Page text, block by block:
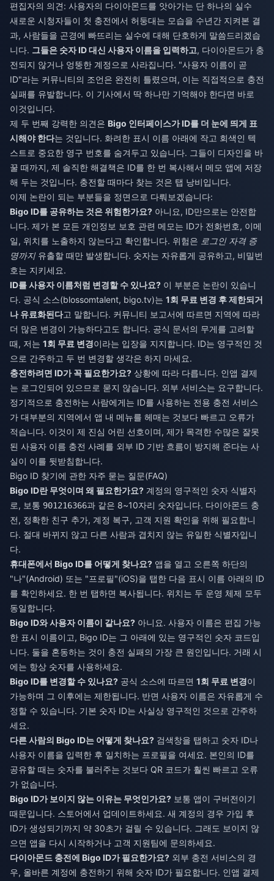
편집자의 의견: 사용자의 다이아몬드를 앗아가는 단 하나의 실수
새로운 시청자들이 첫 충전에서 허둥대는 모습을 수년간 지켜본 결
과, 사람들을 곤경에 빠뜨리는 실수에 대해 단호하게 말씀드리겠습
니다. 그들은 숫자 ID 대신 사용자 이름을 입력하고, 다이아몬드가 충
전되지 않거나 엉뚱한 계정으로 사라집니다. "사용자 이름이 곧
ID"라는 커뮤니티의 조언은 완전히 틀렸으며, 이는 직접적으로 충전
실패를 유발합니다. 이 기사에서 딱 하나만 기억해야 한다면 바로
이것입니다.
제 두 번째 강력한 의견은 Bigo 인터페이스가 ID를 더 눈에 띄게 표
시해야 한다는 것입니다. 화려한 표시 이름 아래에 작고 회색인 텍
스트로 중요한 영구 번호를 숨겨두고 있습니다. 그들이 디자인을 바
꿀 때까지, 제 솔직한 해결책은 ID를 한 번 복사해서 메모 앱에 저장
해 두는 것입니다. 충전할 때마다 찾는 것은 탭 낭비입니다.
이제 논란이 되는 부분들을 정면으로 다뤄보겠습니다:
Bigo ID를 공유하는 것은 위험한가요? 아니요, ID만으로는 안전합
니다. 제가 본 모든 개인정보 보호 관련 메모는 ID가 전화번호, 이메
일, 위치를 노출하지 않는다고 확인합니다. 위험은 로그인 자격 증
명까지유출할 때만 발생합니다. 숫자는 자유롭게 공유하고, 비밀번
호는 지키세요.
ID를 사용자 이름처럼 변경할 수 있나요? 이 부분은 논란이 있습니
다. 공식 소스(blossomtalent, bigo.tv)는 1회 무료 변경 후 제한되거
나 유료화된다고 말합니다. 커뮤니티 보고서에 따르면 지역에 따라
더 많은 변경이 가능하다고도 합니다. 공식 문서의 무게를 고려할
때, 저는 1회 무료 변경이라는 입장을 지지합니다. ID는 영구적인 것
으로 간주하고 두 번 변경할 생각은 하지 마세요.
충전하려면 ID가 꼭 필요한가요? 상황에 따라 다릅니다. 인앱 결제
는 로그인되어 있으므로 묻지 않습니다. 외부 서비스는 요구합니다.
정기적으로 충전하는 사람에게는 ID를 사용하는 전용 충전 서비스
가 대부분의 지역에서 앱 내 메뉴를 헤매는 것보다 빠르고 오류가
적습니다. 이것이 제 진심 어린 선호이며, 제가 목격한 수많은 잘못
된 사용자 이름 충전 사례를 외부 ID 기반 흐름이 방지해 준다는 사
실이 이를 뒷받침합니다.
Bigo ID 찾기에 관한 자주 묻는 질문(FAQ)
Bigo ID란 무엇이며 왜 필요한가요? 계정의 영구적인 숫자 식별자
로, 보통 901216366과 같은 8~10자리 숫자입니다. 다이아몬드 충
전, 정확한 친구 추가, 계정 복구, 고객 지원 확인을 위해 필요합니
다. 절대 바뀌지 않고 다른 사람과 겹치지 않는 유일한 식별자입니
다.
휴대폰에서 Bigo ID를 어떻게 찾나요? 앱을 열고 오른쪽 하단의
"나"(Android) 또는 "프로필"(iOS)을 탭한 다음 표시 이름 아래의 ID
를 확인하세요. 한 번 탭하면 복사됩니다. 위치는 두 운영 체제 모두
동일합니다.
Bigo ID와 사용자 이름이 같나요? 아니요. 사용자 이름은 편집 가능
한 표시 이름이고, Bigo ID는 그 아래에 있는 영구적인 숫자 코드입
니다. 둘을 혼동하는 것이 충전 실패의 가장 큰 원인입니다. 거래 시
에는 항상 숫자를 사용하세요.
Bigo ID를 변경할 수 있나요? 공식 소스에 따르면 1회 무료 변경이
가능하며 그 이후에는 제한됩니다. 반면 사용자 이름은 자유롭게 수
정할 수 있습니다. 기본 숫자 ID는 사실상 영구적인 것으로 간주하
세요.
다른 사람의 Bigo ID는 어떻게 찾나요? 검색창을 탭하고 숫자 ID나
사용자 이름을 입력한 후 일치하는 프로필을 여세요. 본인의 ID를
공유할 때는 숫자를 불러주는 것보다 QR 코드가 훨씬 빠르고 오류
가 없습니다.
Bigo ID가 보이지 않는 이유는 무엇인가요? 보통 앱이 구버전이기
때문입니다. 스토어에서 업데이트하세요. 새 계정의 경우 가입 후
ID가 생성되기까지 약 30초가 걸릴 수 있습니다. 그래도 보이지 않
으면 앱을 다시 시작하거나 고객 지원팀에 문의하세요.
다이아몬드 충전에 Bigo ID가 필요한가요? 외부 충전 서비스의 경
우, 올바른 계정에 충전하기 위해 숫자 ID가 필요합니다. 인앱 결제